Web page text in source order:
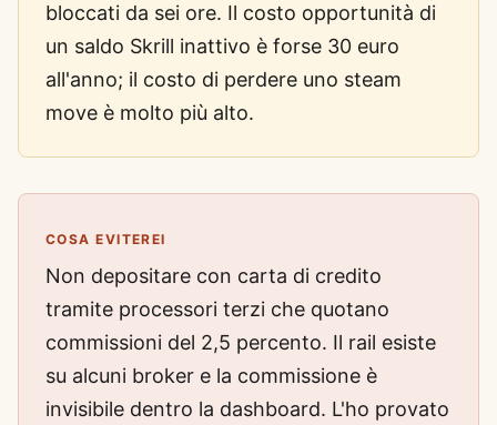
bloccati da sei ore. Il costo opportunità di
un saldo Skrill inattivo è forse 30 euro
all'anno; il costo di perdere uno steam
move è molto più alto.
COSA EVITEREI
Non depositare con carta di credito
tramite processori terzi che quotano
commissioni del 2,5 percento. Il rail esiste
su alcuni broker e la commissione è
invisibile dentro la dashboard. L'ho provato